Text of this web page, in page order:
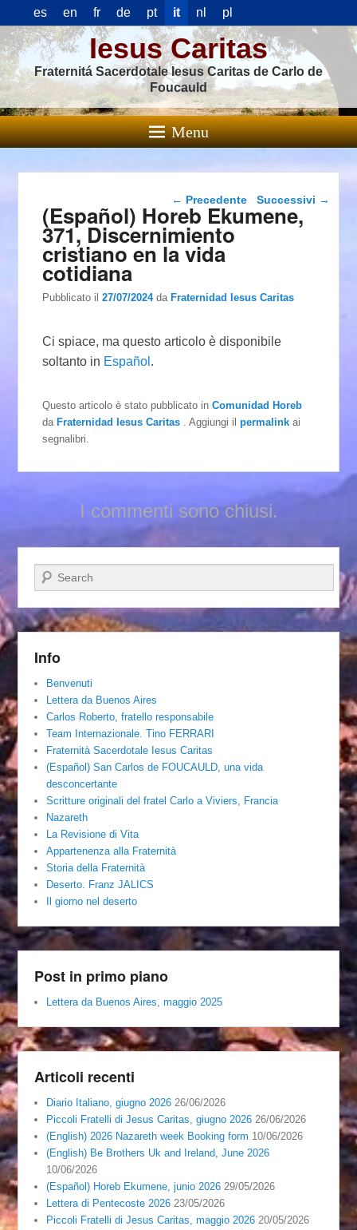
es en fr de pt it nl pl
Iesus Caritas
Fraternitá Sacerdotale Iesus Caritas de Carlo de
Foucauld
Menu
Navigazione articolo
← Precedente Successivi →
(Español) Horeb Ekumene,
371, Discernimiento
cristiano en la vida
cotidiana
Pubblicato il27/07/2024 daFraternidad Iesus Caritas
Ci spiace, ma questo articolo è disponibile
soltanto in Español .
Questo articolo è stato pubblicato inComunidad Horeb
daFraternidad Iesus Caritas . Aggiungi ilpermalink ai
segnalibri.
I commenti sono chiusi.
Cerca
Info
Benvenuti
Lettera da Buenos Aires
Carlos Roberto, fratello responsabile
Team Internazionale. Tino FERRARI
Fraternità Sacerdotale Iesus Caritas
(Español) San Carlos de FOUCAULD, una vida
desconcertante
Scritture originali del fratel Carlo a Viviers, Francia
Nazareth
La Revisione di Vita
Appartenenza alla Fraternità
Storia della Fraternità
Deserto. Franz JALICS
Il giorno nel deserto
Post in primo piano
Lettera da Buenos Aires, maggio 2025
Articoli recenti
Diario Italiano, giugno 2026 26/06/2026
Piccoli Fratelli di Jesus Caritas, giugno 2026 26/06/2026
(English) 2026 Nazareth week Booking form 10/06/2026
(English) Be Brothers Uk and Ireland, June 2026
10/06/2026
(Español) Horeb Ekumene, junio 2026 29/05/2026
Lettera di Pentecoste 2026 23/05/2026
Piccoli Fratelli di Jesus Caritas, maggio 2026 20/05/2026